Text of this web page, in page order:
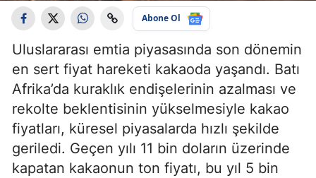
Abone Ol
Uluslararası emtia piyasasında son dönemin
en sert fiyat hareketi kakaoda yaşandı. Batı
Afrika’da kuraklık endişelerinin azalması ve
rekolte beklentisinin yükselmesiyle kakao
fiyatları, küresel piyasalarda hızlı şekilde
geriledi. Geçen yılı 11 bin doların üzerinde
kapatan kakaonun ton fiyatı, bu yıl 5 bin